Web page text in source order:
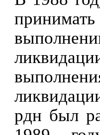
рдн был